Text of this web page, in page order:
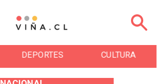
CULTURA TURISMO